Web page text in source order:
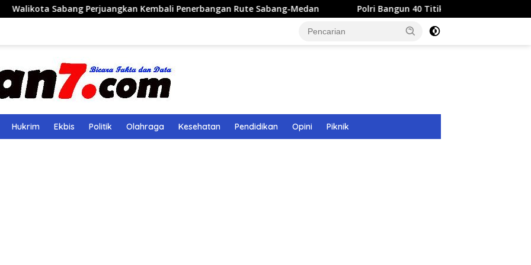
Perjuangkan Kembali Penerbangan Rute Sabang-Medan Polri Bangun 40 Titik Sumur Bor untuk Warga Pascabanjir
Hukrim Ekbis Politik Olahraga Kesehatan Pendidikan Opini Piknik